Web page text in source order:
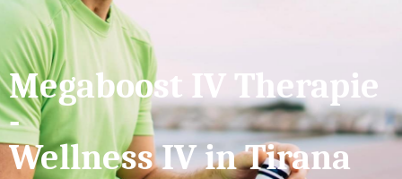
Megaboost IV Therapie
-
Wellness IV in Tirana